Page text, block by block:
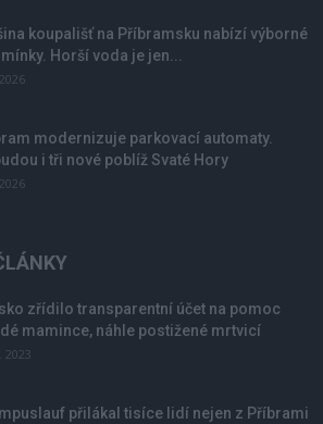
koupališť na Příbramsku nabízí výborné
Horší voda je jen...
modernizuje parkovací automaty.
i tři nové poblíž Svaté Hory
zřídilo transparentní účet na pomoc
mamince, náhle postižené mrtvicí
2023
přilákal tisíce lidí nejen z Příbrami